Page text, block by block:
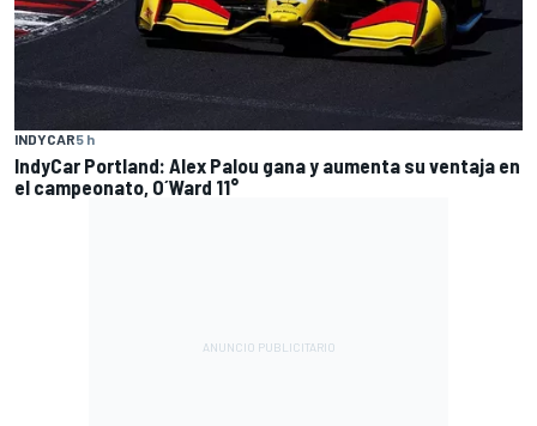
INDYCAR5 h
IndyCar Portland: Alex Palou gana y aumenta su ventaja en
el campeonato, O´Ward 11°